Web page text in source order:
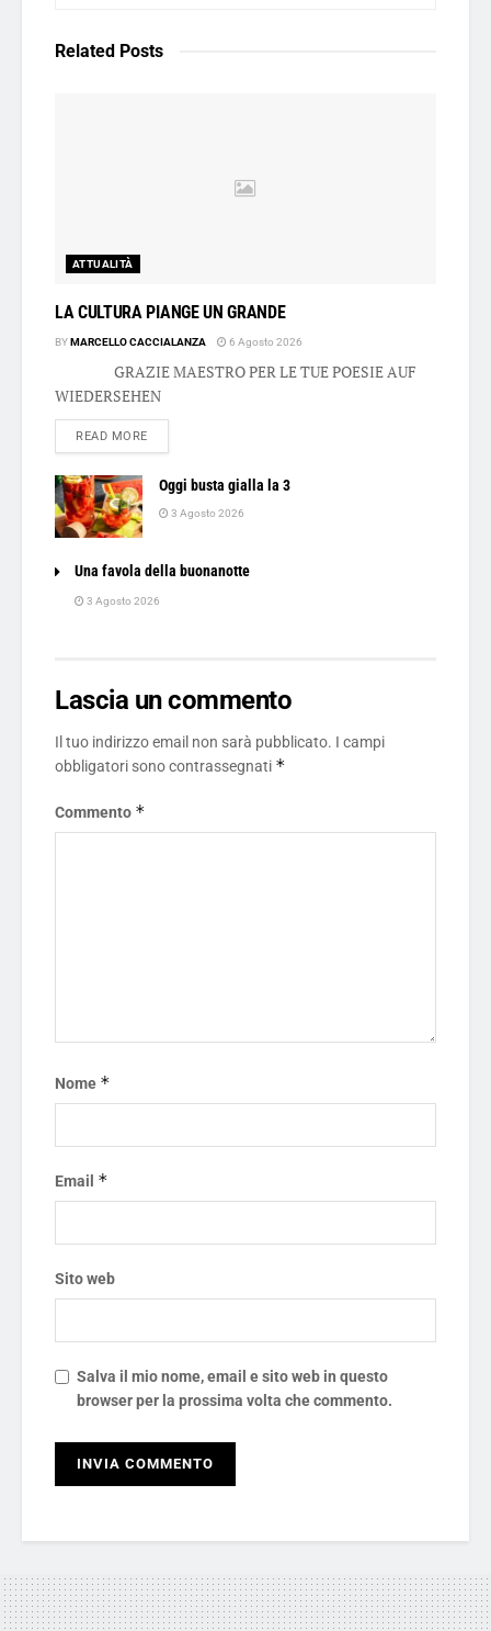
Related Posts
ATTUALITÀ
LA CULTURA PIANGE UN GRANDE
BYMARCELLO CACCIALANZA 6 Agosto 2026
GRAZIE MAESTRO PER LE TUE POESIE AUF
WIEDERSEHEN
READ MOREDETAILS
Oggi busta gialla la 3
3 Agosto 2026
Una favola della buonanotte
3 Agosto 2026
Lascia un commento
Il tuo indirizzo email non sarà pubblicato. I campi
obbligatori sono contrassegnati *
Commento *
Nome *
Email *
Sito web
Salva il mio nome, email e sito web in questo
browser per la prossima volta che commento.